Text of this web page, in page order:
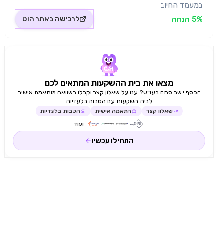
במעמד החיוב
5% הנחה
לרכישה באתר הוט
מצאו את בית ההשקעות המתאים לכם
הכסף יושב סתם בעו״ש? ענו על שאלון קצר וקבלו השוואה מותאמת אישית
לבית השקעות עם הטבות בלעדיות
שאלון קצר התאמה אישית הטבות בלעדיות
ועוד
התחילו עכשיו